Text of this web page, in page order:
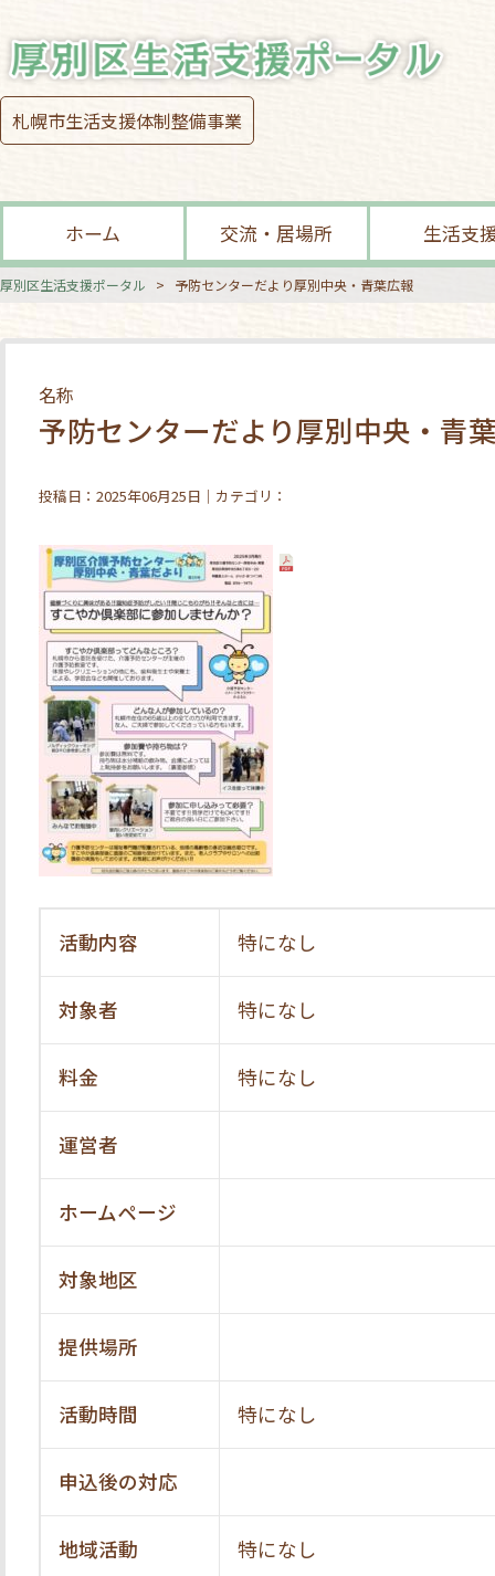
札幌市生活支援体制整備事業
ホーム 交流・居場所 生活支
厚別区生活支援ポータル > 予防センターだより厚別中央・青葉広報
名称
予防センターだより厚別中央・青
投稿日：2025年06月25日｜カテゴリ：
活動内容 特になし
対象者 特になし
料金 特になし
運営者
ホームページ
対象地区
提供場所
活動時間 特になし
申込後の対応
地域活動 特になし